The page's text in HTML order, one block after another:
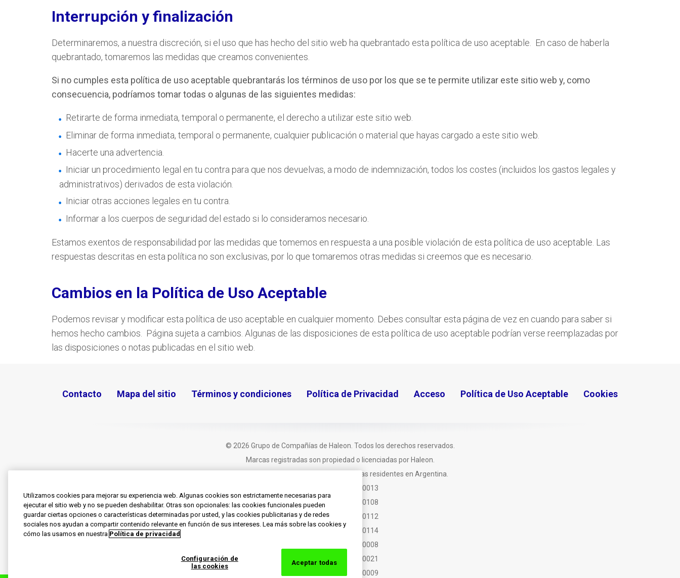
Interrupción y finalización
Determinaremos, a nuestra discreción, si el uso que has hecho del sitio web ha quebrantado esta política de uso aceptable. En caso de haberla
quebrantado, tomaremos las medidas que creamos convenientes.
Si no cumples esta política de uso aceptable quebrantarás los términos de uso por los que se te permite utilizar este sitio web y, como
consecuencia, podríamos tomar todas o algunas de las siguientes medidas:
Retirarte de forma inmediata, temporal o permanente, el derecho a utilizar este sitio web.
Eliminar de forma inmediata, temporal o permanente, cualquier publicación o material que hayas cargado a este sitio web.
Hacerte una advertencia.
Iniciar un procedimiento legal en tu contra para que nos devuelvas, a modo de indemnización, todos los costes (incluidos los gastos legales y
administrativos) derivados de esta violación.
Iniciar otras acciones legales en tu contra.
Informar a los cuerpos de seguridad del estado si lo consideramos necesario.
Estamos exentos de responsabilidad por las medidas que tomemos en respuesta a una posible violación de esta política de uso aceptable. Las
respuestas descritas en esta política no son exclusivas, por lo que tomaremos otras medidas si creemos que es necesario.
Cambios en la Política de Uso Aceptable
Podemos revisar y modificar esta política de uso aceptable en cualquier momento. Debes consultar esta página de vez en cuando para saber si
hemos hecho cambios. Página sujeta a cambios. Algunas de las disposiciones de esta política de uso aceptable podrían verse reemplazadas por
las disposiciones o notas publicadas en el sitio web.
Contacto Mapa del sitio Términos y condiciones Política de Privacidad Acceso Política de Uso Aceptable Cookies
© 2026 Grupo de Compañías de Haleon. Todos los derechos reservados.
Marcas registradas son propiedad o licenciadas por Haleon.
Este sitio está orientado a personas físicas residentes en Argentina.
PM-AR-SENO-24-00013
PM-AR-SENO-21-00108
PM-AR-SENO-21-00112
PM-AR-SENO-21-00114
PM-AR-SENO-22-00008
PM-AR-SENO-25-00021
PM-AR-SENO-26-00009
Utilizamos cookies para mejorar su experiencia web. Algunas cookies son estrictamente necesarias para
ejecutar el sitio web y no se pueden deshabilitar. Otras son opcionales: las cookies funcionales pueden
guardar ciertas opciones o características determinadas por usted, y las cookies publicitarias y de redes
sociales nos ayudan a compartir contenido relevante en función de sus intereses. Lea más sobre las cookies y
cómo las usamos en nuestra Política de privacidad
Configuración de
las cookies
Aceptar todas